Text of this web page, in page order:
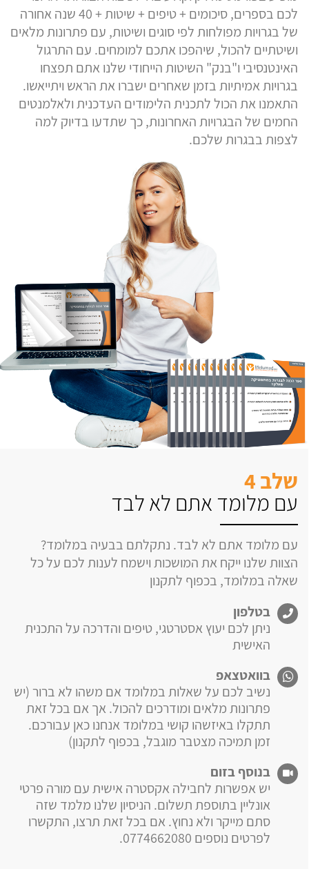
לכם בספרים, סיכומים + טיפים + שיטות + 40 שנה אחורה
של בגרויות מפולחות לפי סוגים ושיטות, עם פתרונות מלאים
ושיטתיים להכול, שיהפכו אתכם למומחים. עם התרגול
האינטנסיבי ו"בנק" השיטות הייחודי שלנו אתם תפצחו
בגרויות אמיתיות בזמן שאחרים ישברו את הראש ויתייאשו.
התאמנו את הכול לתכנית הלימודים העדכנית ולאלמנטים
החמים של הבגרויות האחרונות, כך שתדעו בדיוק למה
לצפות בבגרות שלכם.
שלב 4
עם מלומד אתם לא לבד
עם מלומד אתם לא לבד. נתקלתם בבעיה במלומד?
הצוות שלנו ייקח את המושכות וישמח לענות לכם על כל
שאלה במלומד, בכפוף לתקנון
בטלפון
ניתן לכם יעוץ אסטרטגי, טיפים והדרכה על התכנית
האישית
בוואטצאפ
נשיב לכם על שאלות במלומד אם משהו לא ברור (יש
פתרונות מלאים ומודרכים להכול. אך אם בכל זאת
תתקלו באיזשהו קושי במלומד אנחנו כאן עבורכם.
זמן תמיכה מצטבר מוגבל, בכפוף לתקנון)
בנוסף בזום
יש אפשרות לחבילה אקסטרה אישית עם מורה פרטי
אונליין בתוספת תשלום. הניסיון שלנו מלמד שזה
סתם מייקר ולא נחוץ. אם בכל זאת תרצו, התקשרו
לפרטים נוספים 0774662080.